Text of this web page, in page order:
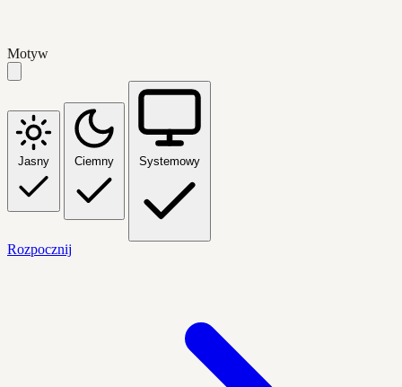
Motyw
Jasny Ciemny Systemowy
Rozpocznij